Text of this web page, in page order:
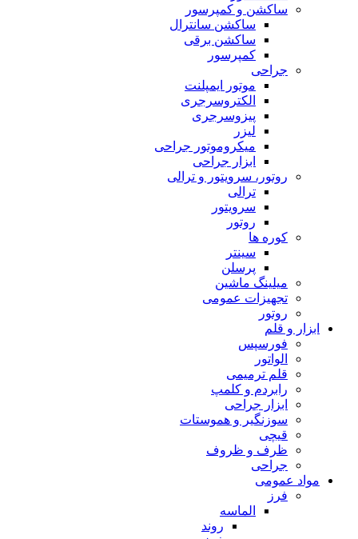
ساکشن و کمپرسور
ساکشن سانترال
ساکشن برقی
کمپرسور
جراحی
موتور ایمپلنت
الکتروسرجری
پیزوسرجری
لیزر
میکروموتور جراحی
ابزار جراحی
روتور، سرویتور و ترالی
ترالی
سرویتور
روتور
کوره ها
سینتر
پرسلن
میلینگ ماشین
تجهیزات عمومی
روتور
ابزار و قلم
فورسپس
الواتور
قلم ترمیمی
رابردم و کلمپ
ابزار جراحی
سوزنگیر و هموستات
قیچی
ظرف و ظروف
جراحی
مواد عمومی
فرز
الماسه
روند